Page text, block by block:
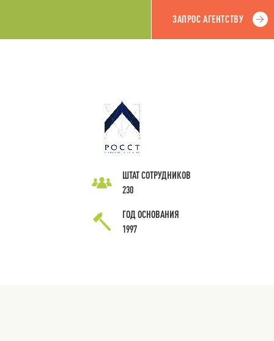
ЗАПРОС АГЕНТСТВУ
ШТАТ СОТРУДНИКОВ
230
ГОД ОСНОВАНИЯ
1997